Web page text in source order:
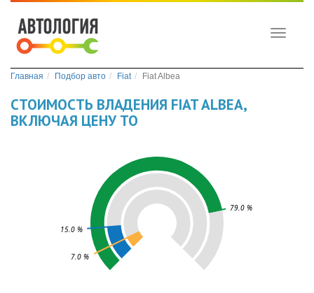
Toggle
Главная Подбор авто Fiat Fiat Albea
СТОИМОСТЬ ВЛАДЕНИЯ FIAT ALBEA,
ВКЛЮЧАЯ ЦЕНУ ТО
79.0 %
15.0 %
7.0 %